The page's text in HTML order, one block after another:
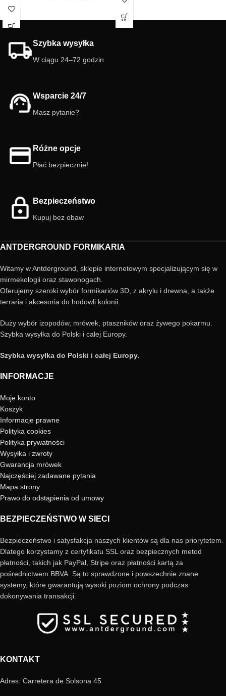
kontrolują rozwój pleśni oraz
łatwe w hodowli i szybko się
doskonale pomagają utrzymać
zdrowy i zrównoważony ekosystem.
wartością odżywczą – idealny do
Szybka wysyłka
W ciągu 24–72 godzin
Wsparcie 24/7
Masz pytanie?
Różne opcje
Płać bezpiecznie!
Bezpieczeństwo
Kupuj bez obaw
ANTDERGROUND FORMIKARIA
Witamy w Antderground, sklepie internetowym specjalizującym się w
mirmekologii oraz stawonogach.
Oferujemy szeroki wybór formikariów 3D, z akrylu i drewna, a także
terraria i akcesoria do hodowli kolonii.
Duży wybór izopodów, mrówek, ptaszników oraz żywego pokarmu.
Szybka wysyłka do Polski i całej Europy.
Szybka wysyłka do Polski i całej Europy.
INFORMACJE
Moje konto
Koszyk
Informacje prawne
Polityka cookies
Polityka prywatności
Wysyłka i zwroty
Gwarancja mrówek
Najczęściej zadawane pytania
Mapa strony
Prawo do odstąpienia od umowy
BEZPIECZEŃSTWO W SIECI
Bezpieczeństwo i satysfakcja naszych klientów są dla nas priorytetem.
Dlatego korzystamy z certyfikatu SSL oraz bezpiecznych metod
płatności, takich jak PayPal, Stripe oraz płatności kartą za
pośrednictwem BBVA. Są to sprawdzone i powszechnie znane
systemy, które gwarantują wysoki poziom ochrony podczas
dokonywania transakcji.
KONTAKT
Adres: Carretera de Solsona 45